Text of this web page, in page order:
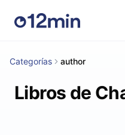
Categorías author
Libros de